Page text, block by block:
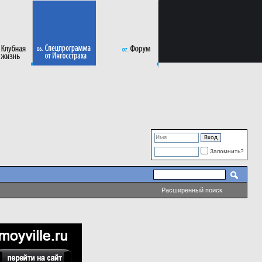
Запомнить?
Расширенный поиск